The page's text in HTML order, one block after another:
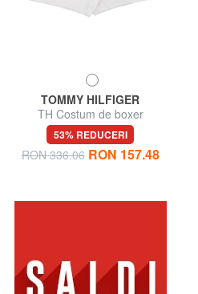
TOMMY HILFIGER
TH Costum de boxer
53% REDUCERI
RON 336.06 RON 157.48